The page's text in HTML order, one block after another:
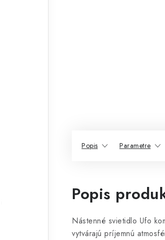
Popis Parametre
Popis
Nástenné svietidlo Ufo
vytvárajú príjemnú